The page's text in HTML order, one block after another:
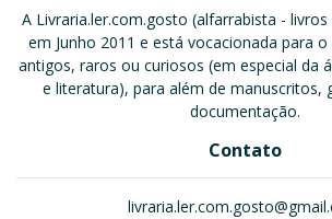
A Livraria.ler.com.gosto (alfarrabista -
em Junho 2011 e está vocacionada para
antigos, raros ou curiosos (em especial da
e literatura), para além de manuscritos,
documentação.
Contato